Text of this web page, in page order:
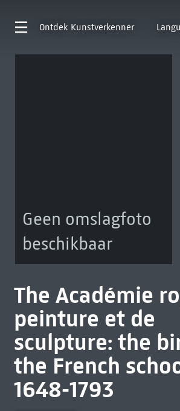
Ontdek Kunstverkenner
Geen omslagfoto
beschikbaar
The Académie
peinture et de
sculpture: the
the French
1648-1793